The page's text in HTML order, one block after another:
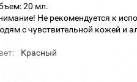
20 мл.
Не рекомендуется к
с чувствительной кожей и
Красный